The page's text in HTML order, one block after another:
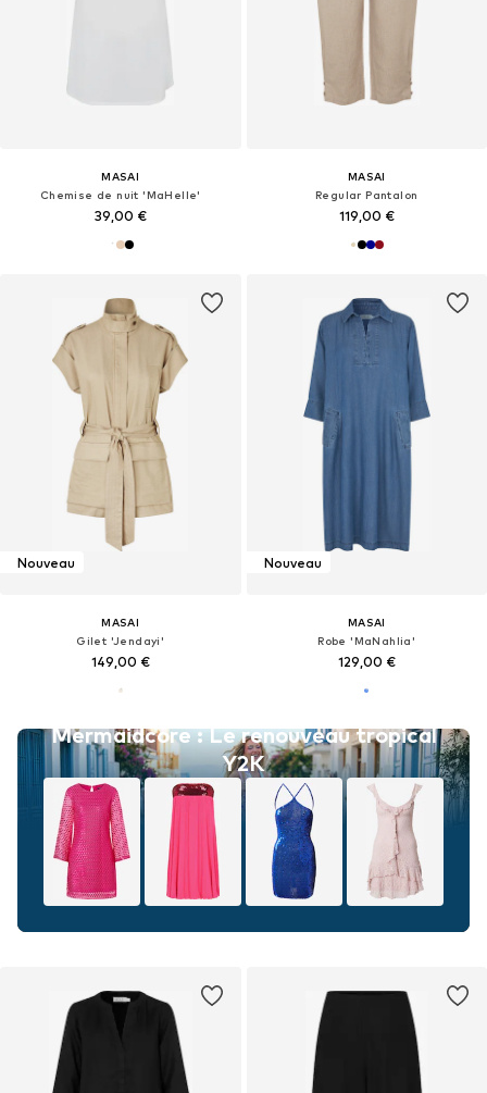
MASAI
Chemise de nuit 'MaHelle'
39,00 €
MASAI
Regular Pantalon
119,00 €
Nouveau
MASAI
Gilet 'Jendayi'
149,00 €
Mermaidcore : Le renouveau tropical
Y2K
Nouveau
MASAI
Robe 'MaNahlia'
129,00 €